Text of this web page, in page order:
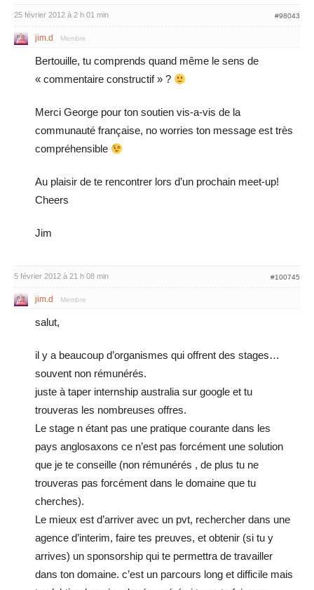
25 février 2012 à 2 h 01 min #98043
jim.d Membre
Bertouille, tu comprends quand même le sens de
« commentaire constructif » ?
Merci George pour ton soutien vis-a-vis de la
communauté française, no worries ton message est très
compréhensible
Au plaisir de te rencontrer lors d’un prochain meet-up!
Cheers
Jim
5 février 2012 à 21 h 08 min #100745
jim.d Membre
salut,
il y a beaucoup d’organismes qui offrent des stages…
souvent non rémunérés.
juste à taper internship australia sur google et tu
trouveras les nombreuses offres.
Le stage n étant pas une pratique courante dans les
pays anglosaxons ce n’est pas forcément une solution
que je te conseille (non rémunérés , de plus tu ne
trouveras pas forcément dans le domaine que tu
cherches).
Le mieux est d’arriver avec un pvt, rechercher dans une
agence d’interim, faire tes preuves, et obtenir (si tu y
arrives) un sponsorship qui te permettra de travailler
dans ton domaine. c’est un parcours long et difficile mais